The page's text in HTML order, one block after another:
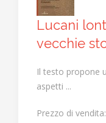
Lucani
vecchie
Il testo propone
aspetti ...
Prezzo di vendita: